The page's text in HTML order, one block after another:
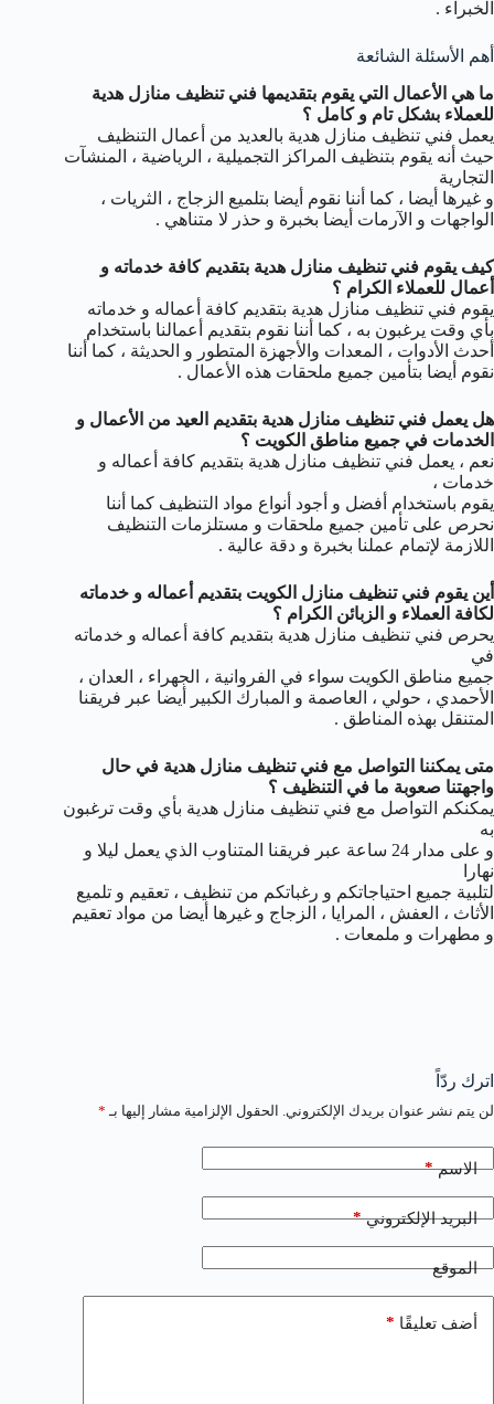
الخبراء .
أهم الأسئلة الشائعة
ما هي الأعمال التي يقوم بتقديمها فني تنظيف منازل هدية
للعملاء بشكل تام و كامل ؟
يعمل فني تنظيف منازل هدية بالعديد من أعمال التنظيف
حيث أنه يقوم بتنظيف المراكز التجميلية ، الرياضية ، المنشآت
التجارية
و غيرها أيضا ، كما أننا نقوم أيضا بتلميع الزجاج ، الثريات ،
الواجهات و الآرمات أيضا بخبرة و حذر لا متناهي .
كيف يقوم فني تنظيف منازل هدية بتقديم كافة خدماته و
أعمال للعملاء الكرام ؟
يقوم فني تنظيف منازل هدية بتقديم كافة أعماله و خدماته
بأي وقت يرغبون به ، كما أننا نقوم بتقديم أعمالنا باستخدام
أحدث الأدوات ، المعدات والأجهزة المتطور و الحديثة ، كما أننا
نقوم أيضا بتأمين جميع ملحقات هذه الأعمال .
هل يعمل فني تنظيف منازل هدية بتقديم العيد من الأعمال و
الخدمات في جميع مناطق الكويت ؟
نعم ، يعمل فني تنظيف منازل هدية بتقديم كافة أعماله و
خدمات ،
يقوم باستخدام أفضل و أجود أنواع مواد التنظيف كما أننا
نحرص على تأمين جميع ملحقات و مستلزمات التنظيف
اللازمة لإتمام عملنا بخبرة و دقة عالية .
أين يقوم فني تنظيف منازل الكويت بتقديم أعماله و خدماته
لكافة العملاء و الزبائن الكرام ؟
يحرص فني تنظيف منازل هدية بتقديم كافة أعماله و خدماته
في
جميع مناطق الكويت سواء في الفروانية ، الجهراء ، العدان ،
الأحمدي ، حولي ، العاصمة و المبارك الكبير أيضا عبر فريقنا
المتنقل بهذه المناطق .
متى يمكننا التواصل مع فني تنظيف منازل هدية في حال
واجهتنا صعوبة ما في التنظيف ؟
يمكنكم التواصل مع فني تنظيف منازل هدية بأي وقت ترغبون
به
و على مدار 24 ساعة عبر فريقنا المتناوب الذي يعمل ليلا و
نهارا
لتلبية جميع احتياجاتكم و رغباتكم من تنظيف ، تعقيم و تلميع
الأثاث ، العفش ، المرايا ، الزجاج و غيرها أيضا من مواد تعقيم
و مطهرات و ملمعات .
اترك ردّاً
لن يتم نشر عنوان بريدك الإلكتروني. الحقول الإلزامية مشار إليها بـ *
الاسم*
البريد الإلكتروني*
الموقع
أضف تعليقًا *